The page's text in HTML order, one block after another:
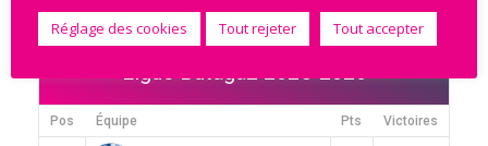
Pos Équipe Pts Victoires
Réglage des cookies Tout rejeter Tout accepter